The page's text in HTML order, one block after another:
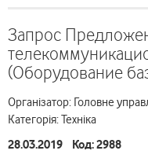
Запрос
(Оборудование
Організатор: Головне
Категорія: Техніка
28.03.2019 Код: 2988